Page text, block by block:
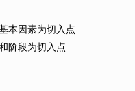
本因素为切入点
阶段为切入点